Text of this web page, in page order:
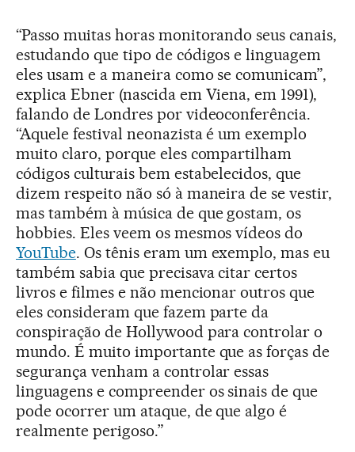
“Passo muitas horas monitorando seus canais,
estudando que tipo de códigos e linguagem
eles usam e a maneira como se comunicam”,
explica Ebner (nascida em Viena, em 1991),
falando de Londres por videoconferência.
“Aquele festival neonazista é um exemplo
muito claro, porque eles compartilham
códigos culturais bem estabelecidos, que
dizem respeito não só à maneira de se vestir,
mas também à música de que gostam, os
hobbies. Eles veem os mesmos vídeos do
YouTube. Os tênis eram um exemplo, mas eu
também sabia que precisava citar certos
livros e filmes e não mencionar outros que
eles consideram que fazem parte da
conspiração de Hollywood para controlar o
mundo. É muito importante que as forças de
segurança venham a controlar essas
linguagens e compreender os sinais de que
pode ocorrer um ataque, de que algo é
realmente perigoso.”